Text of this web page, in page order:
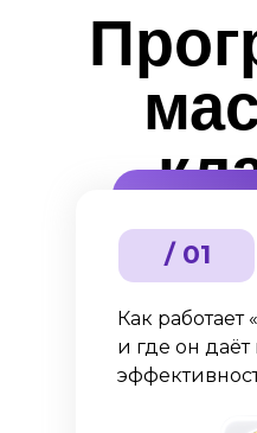
/ 01
Как работает
и где он